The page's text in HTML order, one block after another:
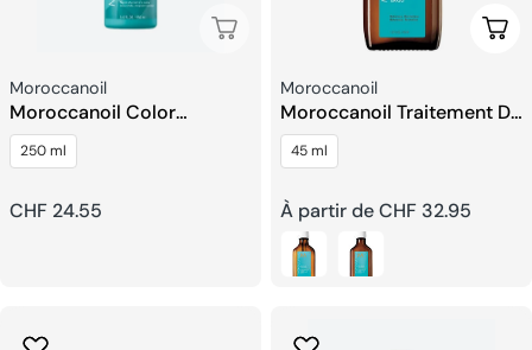
Épuisé
Fournisseur:
Moroccanoil
Moroccanoil Color
Complex Shampooing
Couleur Prolongee
250 ml
Prix
CHF 24.55
Fournisseur:
Moroccanoil
Moroccanoil Traitement Du
Cuir Chevelu Sec
45 ml
Prix
habituel
À partir de CHF 32.95